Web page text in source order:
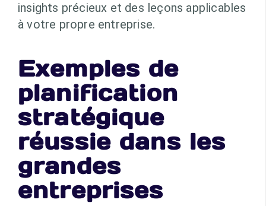
insights précieux et des leçons applicables
à votre propre entreprise.
Exemples de
planification
stratégique
réussie dans les
grandes
entreprises